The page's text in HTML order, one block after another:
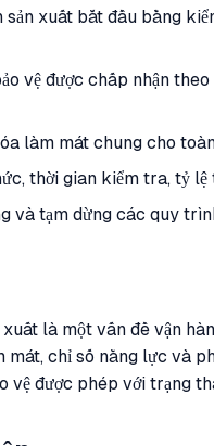
xuất bắt đầu bằng
vệ được chấp nhận
làm mát chung cho
thời gian kiểm tra, tỷ
và tạm dừng các quy
là một vấn đề vận
chỉ số năng lực và
được phép với trạng